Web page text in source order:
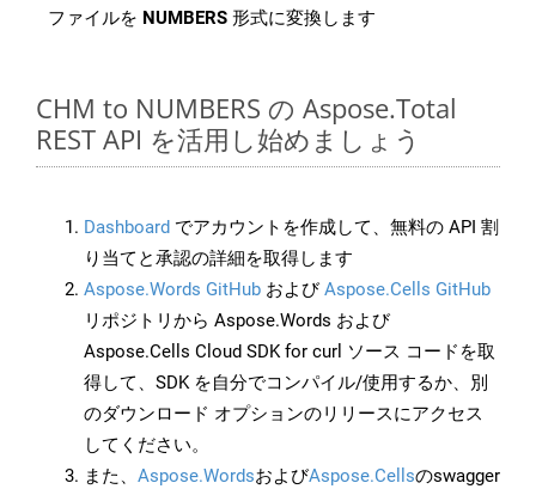
ファイルを NUMBERS 形式に変換します
CHM to NUMBERS の Aspose.Total
REST API を活用し始めましょう
Dashboard でアカウントを作成して、無料の API 割
り当てと承認の詳細を取得します
Aspose.Words GitHub およびAspose.Cells GitHub
リポジトリから Aspose.Words および
Aspose.Cells Cloud SDK for curl ソース コードを取
得して、SDK を自分でコンパイル/使用するか、別
のダウンロード オプションのリリースにアクセス
してください。
また、 Aspose.WordsおよびAspose.Cellsのswagger